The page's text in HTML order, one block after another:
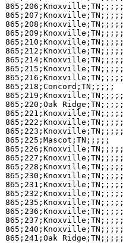
865;206;Knoxville;TN;;;;;
865;207;Knoxville;TN;;;;;
865;208;Knoxville;TN;;;;;
865;209;Knoxville;TN;;;;;
865;210;Knoxville;TN;;;;;
865;212;Knoxville;TN;;;;;
865;214;Knoxville;TN;;;;;
865;215;Knoxville;TN;;;;;
865;216;Knoxville;TN;;;;;
865;218;Concord;TN;;;;;
865;219;Knoxville;TN;;;;;
865;220;Oak Ridge;TN;;;;;
865;221;Knoxville;TN;;;;;
865;222;Knoxville;TN;;;;;
865;223;Knoxville;TN;;;;;
865;225;Mascot;TN;;;;;
865;226;Knoxville;TN;;;;;
865;227;Knoxville;TN;;;;;
865;228;Knoxville;TN;;;;;
865;230;Knoxville;TN;;;;;
865;231;Knoxville;TN;;;;;
865;232;Knoxville;TN;;;;;
865;235;Knoxville;TN;;;;;
865;236;Knoxville;TN;;;;;
865;237;Knoxville;TN;;;;;
865;240;Knoxville;TN;;;;;
865;241;Oak Ridge;TN;;;;;